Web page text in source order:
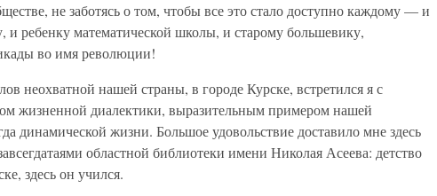
не заботясь о том, чтобы все это стало доступно каждому — и
и ребенку математической школы, и старому большевику,
во имя революции!
неохватной нашей страны, в городе Курске, встретился я с
жизненной диалектики, выразительным примером нашей
динамической жизни. Большое удовольствие доставило мне здесь
областной библиотеки имени Николая Асеева: детство
здесь он учился.